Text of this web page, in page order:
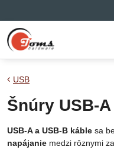
USB
Šnúry USB-
USB-A a USB-B káble sa
napájanie medzi rôznymi